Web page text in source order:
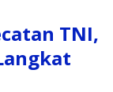
TNI,